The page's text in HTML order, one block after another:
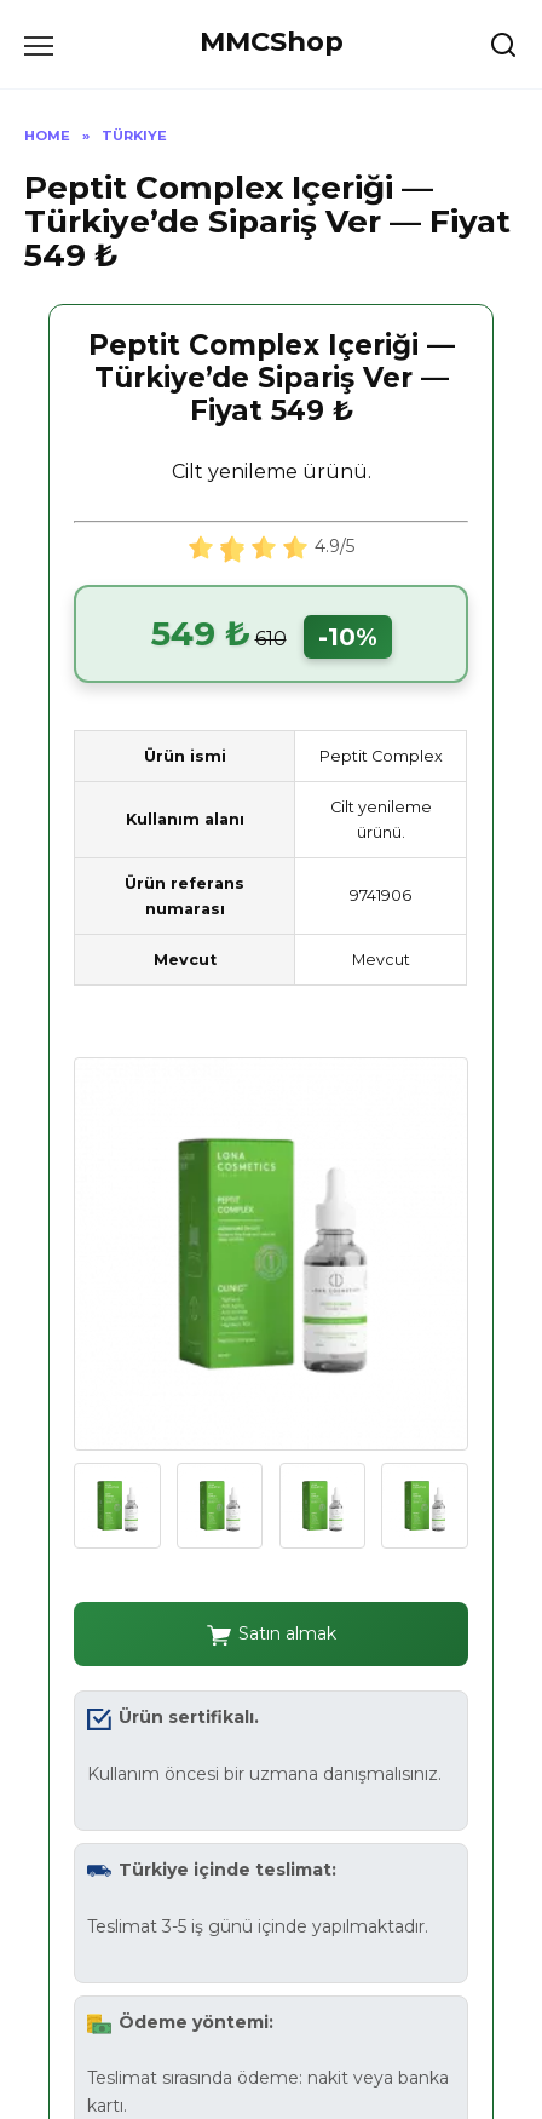
MMCShop
HOME » TÜRKIYE
Peptit Complex Içeriği —
Türkiye’de Sipariş Ver — Fiyat
549 ₺
Peptit Complex Içeriği —
Türkiye’de Sipariş Ver —
Fiyat 549 ₺
Cilt yenileme ürünü.
4.9/5
549 ₺ 610 -10%
Ürün ismi Peptit Complex
Kullanım alanı
Cilt yenileme
ürünü.
Ürün referans
numarası
9741906
Mevcut Mevcut
Satın almak
Ürün sertifikalı.
Kullanım öncesi bir uzmana danışmalısınız.
Türkiye içinde teslimat:
Teslimat 3-5 iş günü içinde yapılmaktadır.
Ödeme yöntemi:
Teslimat sırasında ödeme: nakit veya banka
kartı.